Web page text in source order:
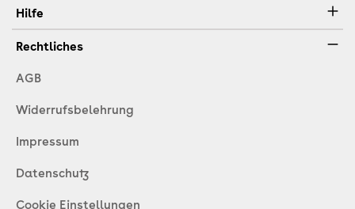
Hilfe
Rechtliches
AGB
Widerrufsbelehrung
Impressum
Datenschutz
Cookie Einstellungen